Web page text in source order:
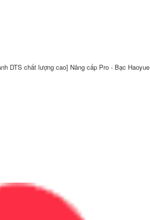
DTS chất lượng cao] Nâng cấp Pro - Bạc Haoyue